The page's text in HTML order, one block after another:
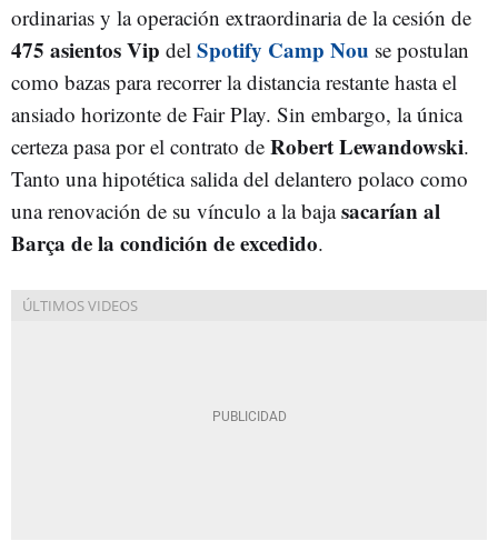
ordinarias y la operación extraordinaria de la cesión de
475 asientos Vip del Spotify Camp Nou se postulan
como bazas para recorrer la distancia restante hasta el
ansiado horizonte de Fair Play. Sin embargo, la única
certeza pasa por el contrato de Robert Lewandowski.
Tanto una hipotética salida del delantero polaco como
una renovación de su vínculo a la bajasacarían al
Barça de la condición de excedido.